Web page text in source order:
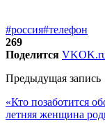
#россия#телефон
269
Поделится VK
Предыдущая запись
«Кто позаботится
летняя женщина